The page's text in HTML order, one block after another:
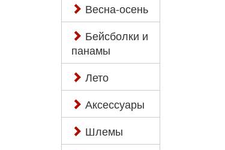
Весна-осень
Бейсболки и
панамы
Лето
Аксессуары
Шлемы